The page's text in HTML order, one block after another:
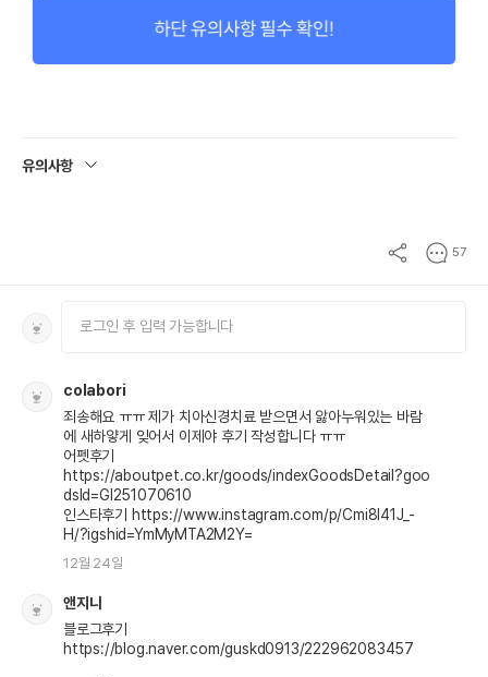
유의사항
57
colabori
죄송해요 ㅠㅠ 제가 치아신경치료 받으면서 앓아누워있는 바람
에 새하얗게 잊어서 이제야 후기 작성합니다 ㅠㅠ
어펫후기
https://aboutpet.co.kr/goods/indexGoodsDetail?goo
dsId=GI251070610
인스타후기 https://www.instagram.com/p/Cmi8l41J_-
H/?igshid=YmMyMTA2M2Y=
12월 24일
앤지니
블로그후기
https://blog.naver.com/guskd0913/222962083457